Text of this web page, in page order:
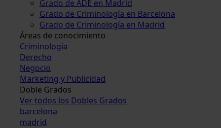
Grado de ADE en Madrid
Grado de Criminología en Barcelona
Grado de Criminología en Madrid
Áreas de conocimiento
Criminología
Derecho
Negocio
Marketing y Publicidad
Doble Grados
Ver todos los Dobles Grados
barcelona
madrid